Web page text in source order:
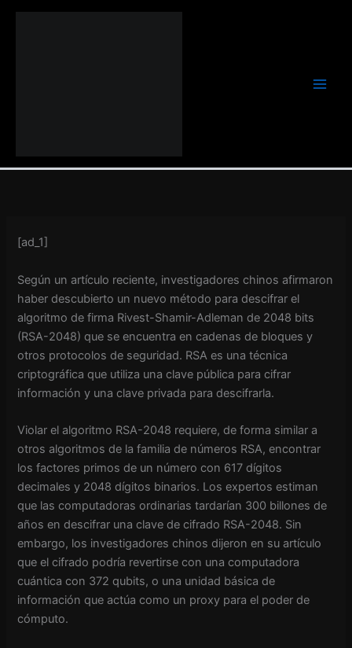
[ad_1]
Según un artículo reciente, investigadores chinos afirmaron
haber descubierto un nuevo método para descifrar el
algoritmo de firma Rivest-Shamir-Adleman de 2048 bits
(RSA-2048) que se encuentra en cadenas de bloques y
otros protocolos de seguridad. RSA es una técnica
criptográfica que utiliza una clave pública para cifrar
información y una clave privada para descifrarla.
Violar el algoritmo RSA-2048 requiere, de forma similar a
otros algoritmos de la familia de números RSA, encontrar
los factores primos de un número con 617 dígitos
decimales y 2048 dígitos binarios. Los expertos estiman
que las computadoras ordinarias tardarían 300 billones de
años en descifrar una clave de cifrado RSA-2048. Sin
embargo, los investigadores chinos dijeron en su artículo
que el cifrado podría revertirse con una computadora
cuántica con 372 qubits, o una unidad básica de
información que actúa como un proxy para el poder de
cómputo.